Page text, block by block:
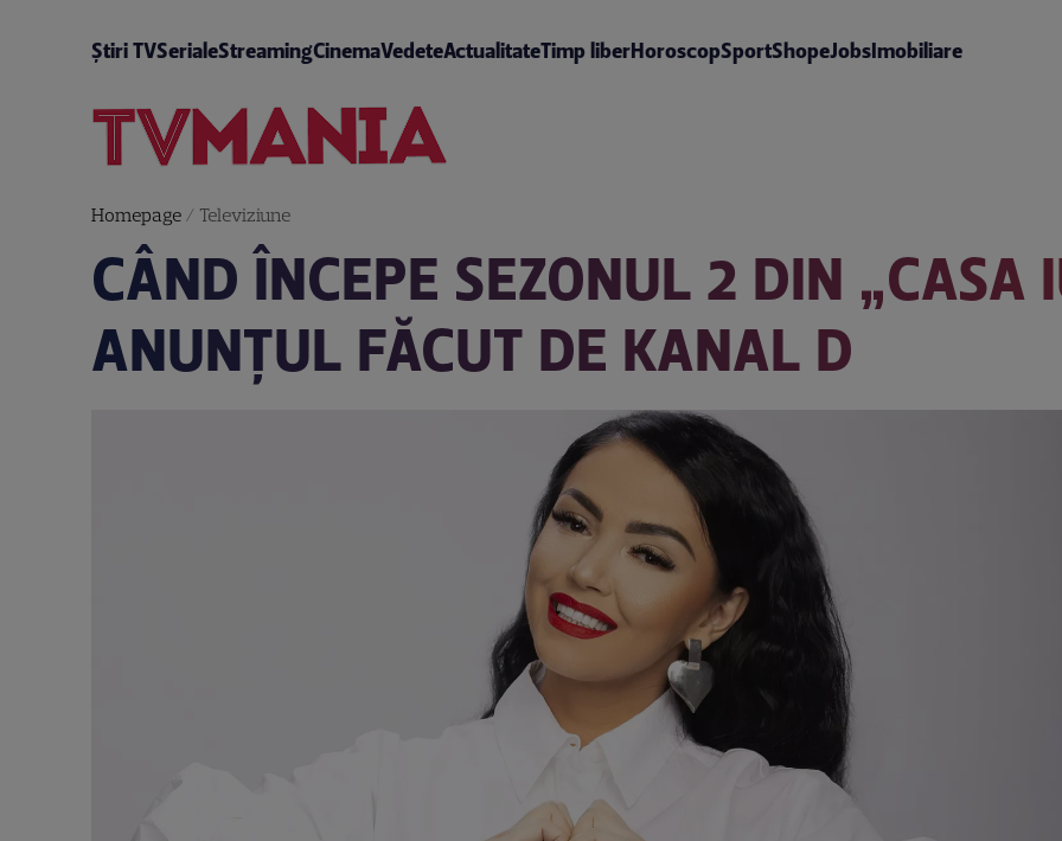
Știri TVSerialeStreamingCinemaVedeteActualitateTimp liberHoroscopSportShopeJobsImobiliare
Homepage/ Televiziune
CÂND ÎNCEPE SEZONUL 2 DIN „CASA
ANUNȚUL FĂCUT DE KANAL D